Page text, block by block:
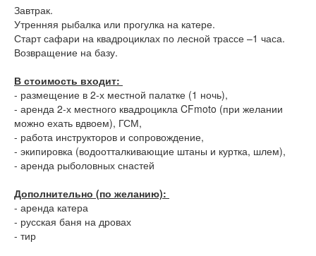
Завтрак.
Утренняя рыбалка или прогулка на катере.
Старт сафари на квадроциклах по лесной трассе –1 часа.
Возвращение на базу.
В стоимость входит:
- размещение в 2-х местной палатке (1 ночь),
- аренда 2-х местного квадроцикла CFmoto (при желании
можно ехать вдвоем), ГСМ,
- работа инструкторов и сопровождение,
- экипировка (водоотталкивающие штаны и куртка, шлем),
- аренда рыболовных снастей
Дополнительно (по желанию):
- аренда катера
- русская баня на дровах
- тир